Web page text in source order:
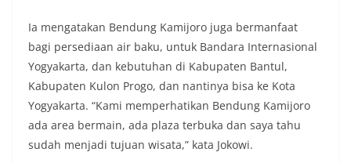
Ia mengatakan Bendung Kamijoro juga bermanfaat
bagi persediaan air baku, untuk Bandara Internasional
Yogyakarta, dan kebutuhan di Kabupaten Bantul,
Kabupaten Kulon Progo, dan nantinya bisa ke Kota
Yogyakarta. “Kami memperhatikan Bendung Kamijoro
ada area bermain, ada plaza terbuka dan saya tahu
sudah menjadi tujuan wisata,” kata Jokowi.